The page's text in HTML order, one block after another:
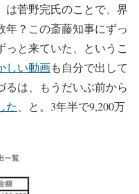
菅野完氏のことで、界
年？この斎藤知事にずっ
っと来ていた、というこ
しい動画も自分で出して
るは、もうだいぶ前から
た 、と。3年半で9,200万